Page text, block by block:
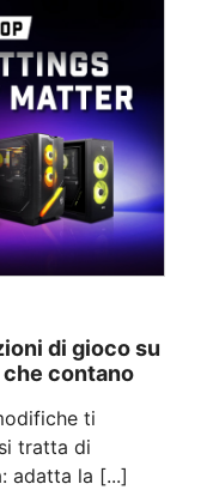
di gioco su
contano
ti
tratta di
adatta la [...]